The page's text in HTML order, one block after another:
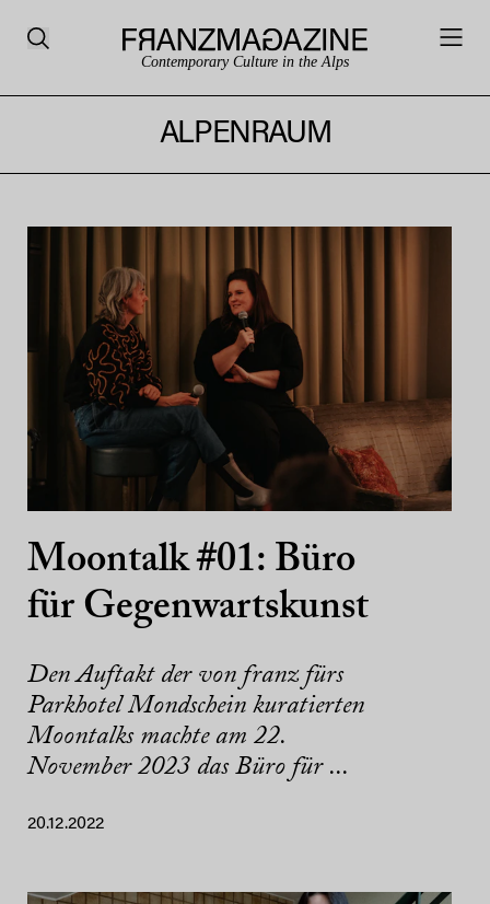
Contemporary Culture in the Alps
ALPENRAUM
Moontalk #01: Büro
für Gegenwartskunst
Den Auftakt der von franz fürs
Parkhotel Mondschein kuratierten
Moontalks machte am 22.
November 2023 das Büro für ...
20.12.2022